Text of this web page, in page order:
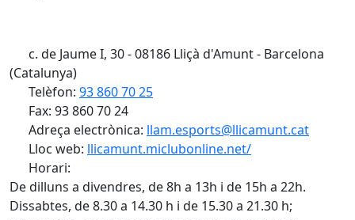
c. de Jaume I, 30 - 08186 Lliçà d'Amunt - Barcelona
(Catalunya)
Telèfon: 93 860 70 25
Fax: 93 860 70 24
Adreça electrònica: llam.esports@llicamunt.cat
Lloc web: llicamunt.miclubonline.net/
Horari:
De dilluns a divendres, de 8h a 13h i de 15h a 22h.
Dissabtes, de 8.30 a 14.30 h i de 15.30 a 21.30 h;